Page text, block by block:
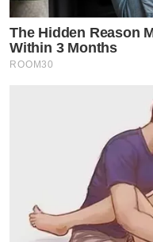
The Hidden Reason
Within 3 Months
ROOM30